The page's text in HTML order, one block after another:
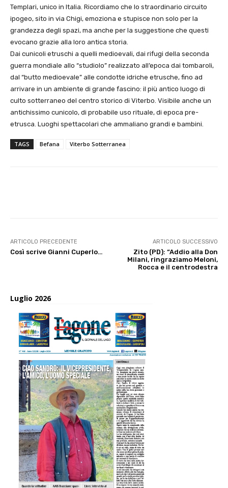
Templari, unico in Italia. Ricordiamo che lo straordinario circuito
ipogeo, sito in via Chigi, emoziona e stupisce non solo per la
grandezza degli spazi, ma anche per la suggestione che questi
evocano grazie alla loro antica storia.
Dai cunicoli etruschi a quelli medioevali, dai rifugi della seconda
guerra mondiale allo “studiolo” realizzato all’epoca dai tombaroli,
dal “butto medioevale” alle condotte idriche etrusche, fino ad
arrivare in un ambiente di grande fascino: il più antico luogo di
culto sotterraneo del centro storico di Viterbo. Visibile anche un
antichissimo cunicolo, di probabile uso rituale, di epoca pre-
etrusca. Luoghi spettacolari che ammaliano grandi e bambini.
TAGS Befana Viterbo Sotterranea
ARTICOLO PRECEDENTE
Così scrive Gianni Cuperlo…
ARTICOLO SUCCESSIVO
Zito (PD): “Addio alla Don
Milani, ringraziamo Meloni,
Rocca e il centrodestra
Luglio 2026